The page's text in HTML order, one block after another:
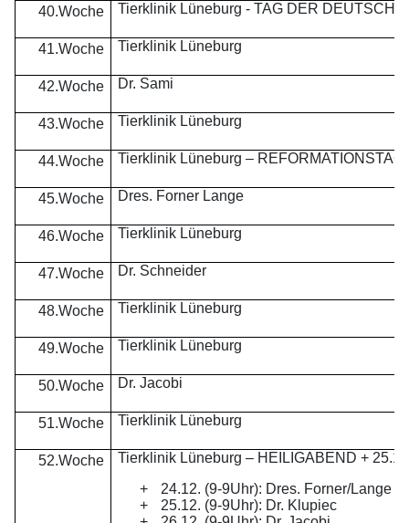
40.Woche Tierklinik Lüneburg - TAG DER
41.Woche Tierklinik Lüneburg
42.Woche Dr. Sami
43.Woche Tierklinik Lüneburg
44.Woche Tierklinik Lüneburg – REFORMATIONSTAG
45.Woche Dres. Forner Lange
46.Woche Tierklinik Lüneburg
47.Woche Dr. Schneider
48.Woche Tierklinik Lüneburg
49.Woche Tierklinik Lüneburg
50.Woche Dr. Jacobi
51.Woche Tierklinik Lüneburg
52.Woche
Tierklinik Lüneburg – HEILIGABEND +
+
24.12. (9-9Uhr): Dres. Forner/Lange
+
25.12. (9-9Uhr): Dr. Klupiec